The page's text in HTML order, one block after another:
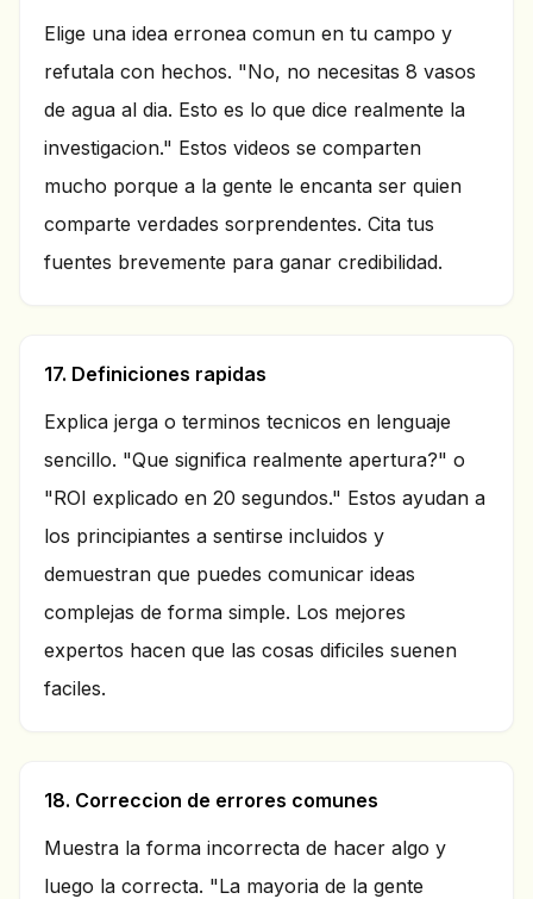
Elige una idea erronea comun en tu campo y
refutala con hechos. "No, no necesitas 8 vasos
de agua al dia. Esto es lo que dice realmente la
investigacion." Estos videos se comparten
mucho porque a la gente le encanta ser quien
comparte verdades sorprendentes. Cita tus
fuentes brevemente para ganar credibilidad.
17. Definiciones rapidas
Explica jerga o terminos tecnicos en lenguaje
sencillo. "Que significa realmente apertura?" o
"ROI explicado en 20 segundos." Estos ayudan a
los principiantes a sentirse incluidos y
demuestran que puedes comunicar ideas
complejas de forma simple. Los mejores
expertos hacen que las cosas dificiles suenen
faciles.
18. Correccion de errores comunes
Muestra la forma incorrecta de hacer algo y
luego la correcta. "La mayoria de la gente